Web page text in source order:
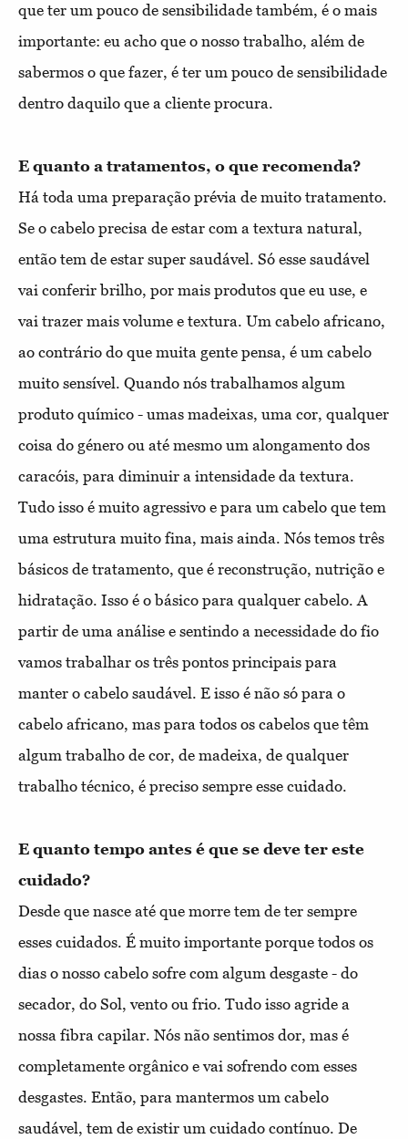
que ter um pouco de sensibilidade também, é o mais
importante: eu acho que o nosso trabalho, além de
sabermos o que fazer, é ter um pouco de sensibilidade
dentro daquilo que a cliente procura.
E quanto a tratamentos, o que recomenda?
Há toda uma preparação prévia de muito tratamento.
Se o cabelo precisa de estar com a textura natural,
então tem de estar super saudável. Só esse saudável
vai conferir brilho, por mais produtos que eu use, e
vai trazer mais volume e textura. Um cabelo africano,
ao contrário do que muita gente pensa, é um cabelo
muito sensível. Quando nós trabalhamos algum
produto químico - umas madeixas, uma cor, qualquer
coisa do género ou até mesmo um alongamento dos
caracóis, para diminuir a intensidade da textura.
Tudo isso é muito agressivo e para um cabelo que tem
uma estrutura muito fina, mais ainda. Nós temos três
básicos de tratamento, que é reconstrução, nutrição e
hidratação. Isso é o básico para qualquer cabelo. A
partir de uma análise e sentindo a necessidade do fio
vamos trabalhar os três pontos principais para
manter o cabelo saudável. E isso é não só para o
cabelo africano, mas para todos os cabelos que têm
algum trabalho de cor, de madeixa, de qualquer
trabalho técnico, é preciso sempre esse cuidado.
E quanto tempo antes é que se deve ter este
Desde que nasce até que morre tem de ter sempre
esses cuidados. É muito importante porque todos os
dias o nosso cabelo sofre com algum desgaste - do
secador, do Sol, vento ou frio. Tudo isso agride a
nossa fibra capilar. Nós não sentimos dor, mas é
completamente orgânico e vai sofrendo com esses
desgastes. Então, para mantermos um cabelo
saudável, tem de existir um cuidado contínuo. De